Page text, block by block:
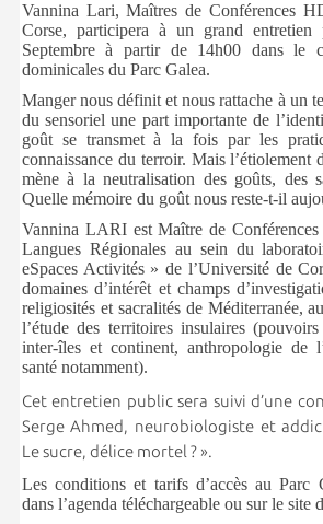
Vannina Lari, Maîtres de Conférences
Corse, participera à un grand entretien
Septembre à partir de 14h00 dans le
dominicales du Parc Galea.
Manger nous définit et nous rattache à un
du sensoriel une part importante de
goût se transmet à la fois par les
connaissance du terroir. Mais l’étiolement
mène à la neutralisation des goûts, des
Quelle mémoire du goût nous reste-t-il
Vannina LARI est Maître de
Langues Régionales au sein du
eSpaces Activités » de l’Université de
domaines d’intérêt et champs
religiosités et sacralités de Méditerranée,
l’étude des territoires insulaires
inter-îles et continent, anthropologie de
santé notamment).
Cet entretien public sera suivi d’une
Serge Ahmed, neurobiologiste et
Le sucre, délice mortel ? ».
Les conditions et tarifs d’accès au Parc
dans l’agenda téléchargeable ou sur le site